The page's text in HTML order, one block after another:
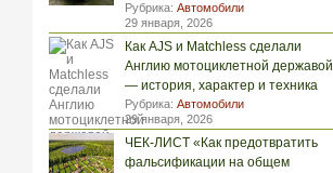
Рубрика: Автомобили
29 января, 2026
Как AJS и Matchless сделали
Англию мотоциклетной державой
— история, характер и техника
Рубрика: Автомобили
29 января, 2026
ЧЕК-ЛИСТ «Как предотвратить
фальсификации на общем